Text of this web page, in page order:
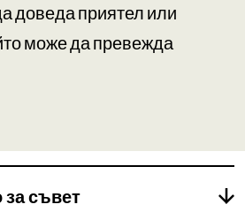
доведа приятел или
може да превежда
за съвет